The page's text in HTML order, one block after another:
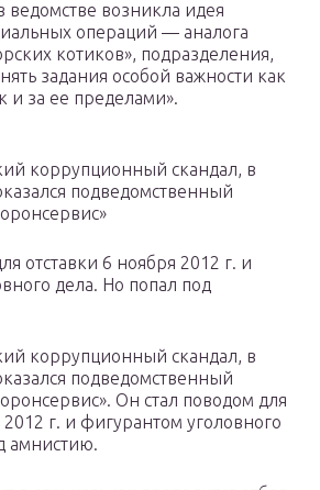
возникла идея
операций — аналога
котиков», подразделения,
задания особой важности как
и за ее пределами».
коррупционный скандал, в
подведомственный
отставки 6 ноября 2012 г. и
дела. Но попал под
коррупционный скандал, в
подведомственный
Он стал поводом для
2012 г. и фигурантом уголовного
амнистию.